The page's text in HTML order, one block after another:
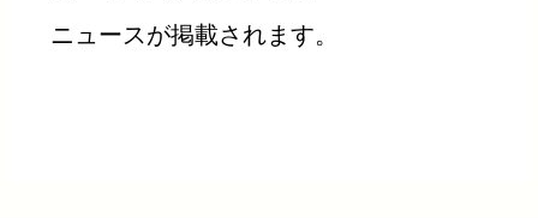
ニュースが掲載されます。